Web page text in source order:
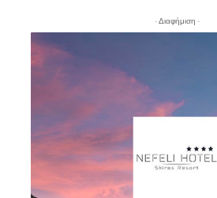
- Διαφήμιση -